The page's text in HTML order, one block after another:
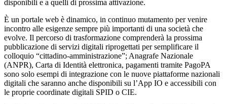
disponibili e a quelli di prossima attivazione.
È un portale web è dinamico, in continuo mutamento per venire
incontro alle esigenze sempre più importanti di una società che
evolve. Il percorso di trasformazione comprenderà la prossima
pubblicazione di servizi digitali riprogettati per semplificare il
colloquio “cittadino-amministrazione”; Anagrafe Nazionale
(ANPR), Carta di Identità elettronica, pagamenti tramite PagoPA
sono solo esempi di integrazione con le nuove piattaforme nazionali
digitali che saranno anche disponibili su l’App IO e accessibili con
le proprie coordinate digitali SPID o CIE.